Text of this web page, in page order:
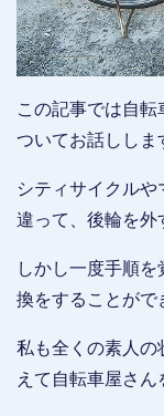
この記事では自
ついてお話ししま
シティサイクル
違って、後輪を外
しかし一度手順
換をすることがで
私も全くの素人の
えて自転車屋さん